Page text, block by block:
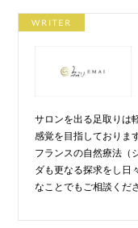
c
e
b
o
k
tt
er
e
WRITER
サロンを出る足取りは
感覚を目指しておりま
フランスの自然療法（
ダも更なる探求をし日
なことでもご相談くだ